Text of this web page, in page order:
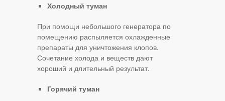
Холодный туман
При помощи небольшого генератора по
помещению распыляется охлажденные
препараты для уничтожения клопов.
Сочетание холода и веществ дают
хороший и длительный результат.
Горячий туман